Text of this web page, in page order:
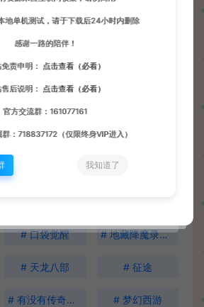
我要回答
我的提问
# 口袋觉醒 # 地藏降魔录什么时候出版本
# 天龙八部 # 征途
# 有没有传奇世界的端？ # 梦幻西游
地单机测试，请于下载后24小时内删除
感谢一路的陪伴！
责申明： 点击查看（必看）
后说明： 点击查看（必看）
官方交流群：161077161
：718837172（仅限终身VIP进入）
我知道了